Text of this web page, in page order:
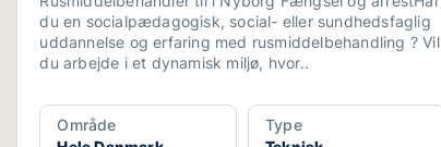
du en socialpædagogisk, social- eller sundhedsfaglig
uddannelse og erfaring med rusmiddelbehandling ? Vil
du arbejde i et dynamisk miljø, hvor..
Område
Type